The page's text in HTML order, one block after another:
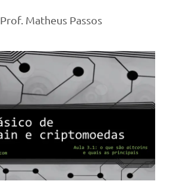
Prof. Matheus Passos